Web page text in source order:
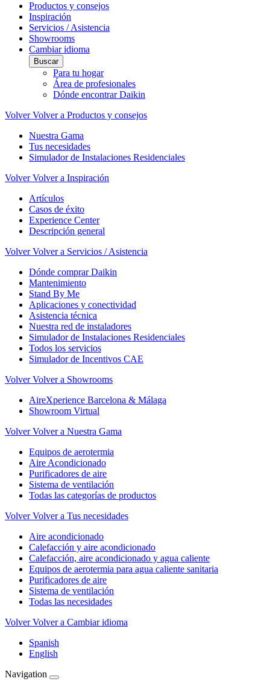
Productos y consejos
Inspiración
Servicios / Asistencia
Showrooms
Cambiar idioma
Buscar
Para tu hogar
Área de profesionales
Dónde encontrar Daikin
Volver Volver a Productos y consejos
Nuestra Gama
Tus necesidades
Simulador de Instalaciones Residenciales
Volver Volver a Inspiración
Artículos
Casos de éxito
Experience Center
Descripción general
Volver Volver a Servicios / Asistencia
Dónde comprar Daikin
Mantenimiento
Stand By Me
Aplicaciones y conectividad
Asistencia técnica
Nuestra red de instaladores
Simulador de Instalaciones Residenciales
Todos los servicios
Simulador de Incentivos CAE
Volver Volver a Showrooms
AireXperience Barcelona & Málaga
Showroom Virtual
Volver Volver a Nuestra Gama
Equipos de aerotermia
Aire Acondicionado
Purificadores de aire
Sistema de ventilación
Todas las categorías de productos
Volver Volver a Tus necesidades
Aire acondicionado
Calefacción y aire acondicionado
Calefacción, aire acondicionado y agua caliente
Equipos de aerotermia para agua caliente sanitaria
Purificadores de aire
Sistema de ventilación
Todas las necesidades
Volver Volver a Cambiar idioma
Spanish
English
Navigation